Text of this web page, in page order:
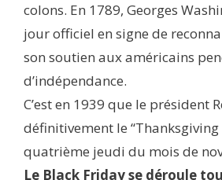
colons. En 1789, Georges
jour officiel en signe de
son soutien aux américains
d’indépendance.
C’est en 1939 que le président
définitivement le “Thanksgiving
quatrième jeudi du mois de
Le Black Friday se déroule